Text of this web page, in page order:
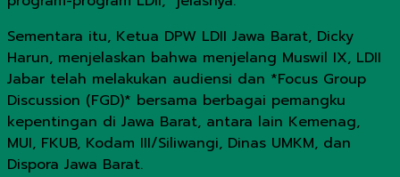
Sementara itu, Ketua DPW LDII Jawa Barat, Dicky
Harun, menjelaskan bahwa menjelang Muswil IX, LDII
Jabar telah melakukan audiensi dan *Focus Group
Discussion (FGD)* bersama berbagai pemangku
kepentingan di Jawa Barat, antara lain Kemenag,
MUI, FKUB, Kodam III/Siliwangi, Dinas UMKM, dan
Dispora Jawa Barat.